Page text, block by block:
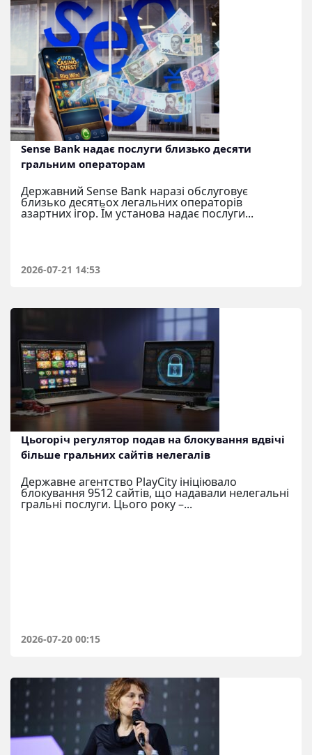
Sense Bank надає послуги близько десяти
гральним операторам
Державний Sense Bank наразі обслуговує
близько десятьох легальних операторів
азартних ігор. Їм установа надає послуги...
2026-07-21 14:53
Цьогоріч регулятор подав на блокування вдвічі
більше гральних сайтів нелегалів
Державне агентство PlayCity ініціювало
блокування 9512 сайтів, що надавали нелегальні
гральні послуги. Цього року –...
2026-07-20 00:15